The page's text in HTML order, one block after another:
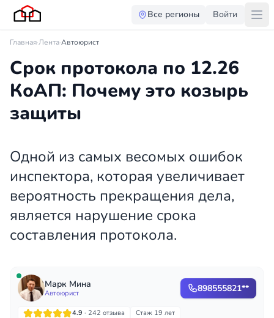
Все регионы Войти
Главная·Лента·Автоюрист
Срок протокола по 12.26
КоАП: Почему это козырь
защиты
Одной из самых весомых ошибок
инспектора, которая увеличивает
вероятность прекращения дела,
является нарушение срока
составления протокола.
Марк Мина
Автоюрист 898555821**
4.9 · 242 отзыва Стаж 19 лет